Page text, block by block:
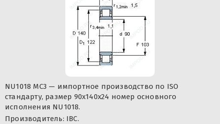
NU1018 MC3 — импортное производство по ISO
стандарту, размер 90x140x24 номер основного
исполнения NU1018.
Производитель: IBC.